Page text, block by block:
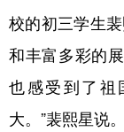
校的初三学生
和丰富多彩的
也感受到了祖
大。”裴熙星说。